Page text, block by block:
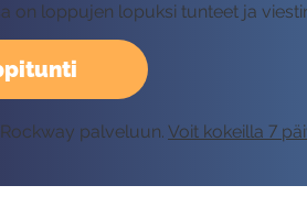
on loppujen lopuksi tunteet ja
palveluun. Voit kokeilla 7